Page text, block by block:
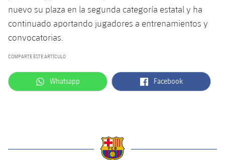
nuevo su plaza en la segunda categoría estatal y ha
continuado aportando jugadores a entrenamientos y
convocatorias.
COMPARTE ESTE ARTÍCULO
label.aria.whatsapp
Whatsapp label.aria.facebook
Facebook